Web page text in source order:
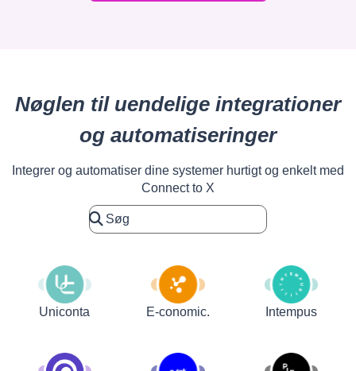
Nøglen til uendelige integrationer
og automatiseringer
Integrer og automatiser dine systemer hurtigt og enkelt med
Connect to X
Uniconta E-conomic. Intempus